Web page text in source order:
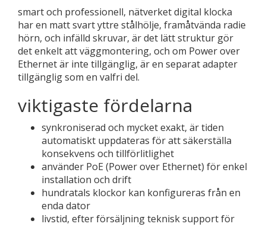
smart och professionell, nätverket digital klocka
har en matt svart yttre stålhölje, framåtvända radie
hörn, och infälld skruvar, är det lätt struktur gör
det enkelt att väggmontering, och om Power over
Ethernet är inte tillgänglig, är en separat adapter
tillgänglig som en valfri del.
viktigaste fördelarna
synkroniserad och mycket exakt, är tiden
automatiskt uppdateras för att säkerställa
konsekvens och tillförlitlighet
använder PoE (Power over Ethernet) för enkel
installation och drift
hundratals klockor kan konfigureras från en
enda dator
livstid, efter försäljning teknisk support för